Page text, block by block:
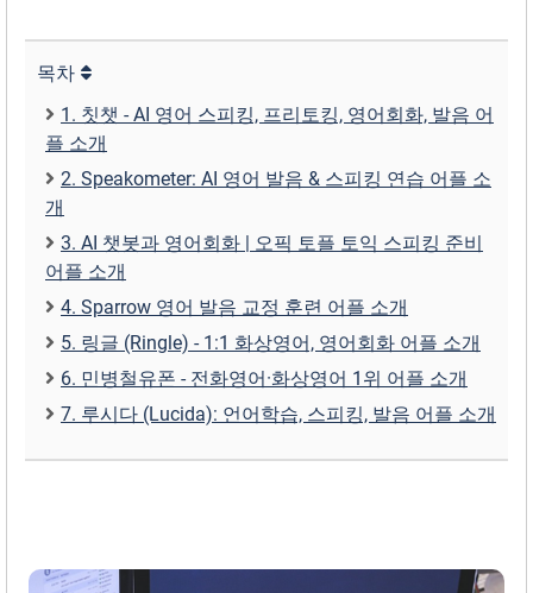
목차
1. 칫챗 - AI 영어 스피킹, 프리토킹, 영어회화, 발음 어
플 소개
2. Speakometer: AI 영어 발음 & 스피킹 연습 어플 소
개
3. AI 챗봇과 영어회화 | 오픽 토플 토익 스피킹 준비
어플 소개
4. Sparrow 영어 발음 교정 훈련 어플 소개
5. 링글 (Ringle) - 1:1 화상영어, 영어회화 어플 소개
6. 민병철유폰 - 전화영어·화상영어 1위 어플 소개
7. 루시다 (Lucida): 언어학습, 스피킹, 발음 어플 소개